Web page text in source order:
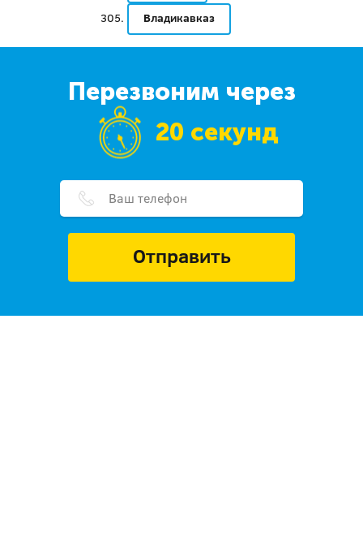
Владикавказ
Перезвоним через
20 секунд
Отправить